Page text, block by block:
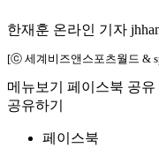
한재훈 온라인 기자
[ⓒ 세계비즈앤스포츠월드 &
메뉴보기 페이스북 공유
공유하기
페이스북